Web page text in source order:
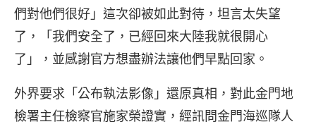
們對他們很好」這次卻被如此對待，坦言太失望
了，「我們安全了，已經回來大陸我就很開心
了」，並感謝官方想盡辦法讓他們早點回家。
外界要求「公布執法影像」還原真相，對此金門地
檢署主任檢察官施家榮證實，經訊問金門海巡隊人